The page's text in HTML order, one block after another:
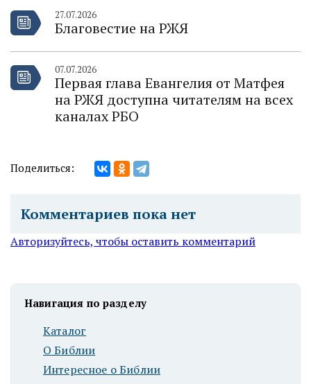
27.07.2026
Благовестие на РЖЯ
07.07.2026
Первая глава Евангелия от Матфея
на РЖЯ доступна читателям на всех
каналах РБО
Поделиться:
Комментариев пока нет
Авторизуйтесь, чтобы оставить комментарий
Навигация по разделу
Каталог
О Библии
Интересное о Библии